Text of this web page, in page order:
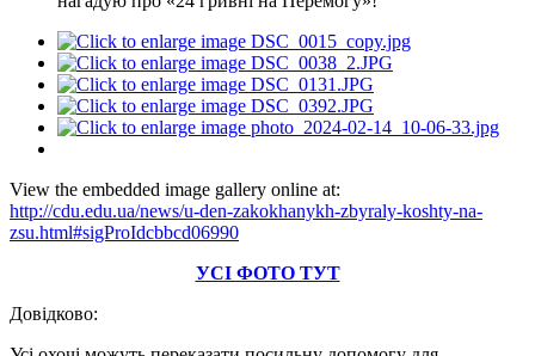
View the embedded image gallery online at:
http://cdu.edu.ua/news/u-den-zakokhanykh-zbyraly-koshty-na-
zsu.html#sigProIdcbbcd06990
УСІ ФОТО ТУТ
Довідково: